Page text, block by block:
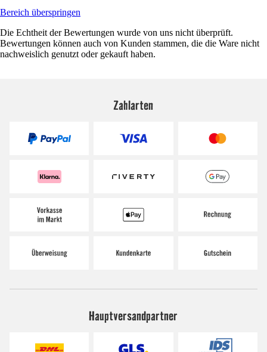
Bereich überspringen
Die Echtheit der Bewertungen wurde von uns nicht überprüft.
Bewertungen können auch von Kunden stammen, die die Ware nicht
nachweislich genutzt oder gekauft haben.
Zahlarten
Hauptversandpartner